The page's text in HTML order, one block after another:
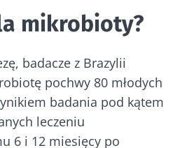
mikrobioty?
badacze z Brazylii
pochwy 80 młodych
badania pod kątem
leczeniu
6 i 12 miesięcy po